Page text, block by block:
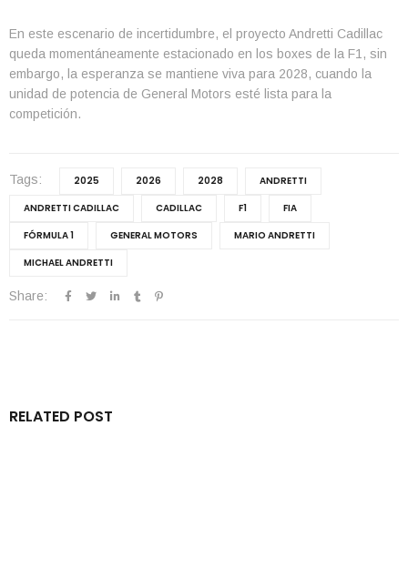
En este escenario de incertidumbre, el proyecto Andretti Cadillac
queda momentáneamente estacionado en los boxes de la F1, sin
embargo, la esperanza se mantiene viva para 2028, cuando la
unidad de potencia de General Motors esté lista para la
competición.
Tags: 2025 2026 2028
ANDRETTI
ANDRETTI CADILLAC
CADILLAC F1
FIA
FÓRMULA 1
GENERAL MOTORS
MARIO ANDRETTI
MICHAEL ANDRETTI
Share:
RELATED POST